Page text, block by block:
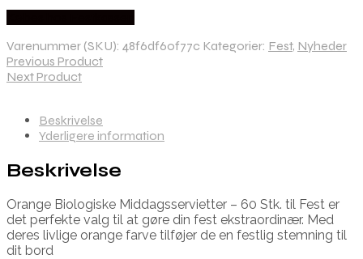
Varenummer (SKU): 48f6df60f77c Kategorier: Fest, Nyheder
Previous Product
Next Product
Beskrivelse
Yderligere information
Beskrivelse
Orange Biologiske Middagsservietter – 60 Stk. til Fest er
det perfekte valg til at gøre din fest ekstraordinær. Med
deres livlige orange farve tilføjer de en festlig stemning til
dit bord